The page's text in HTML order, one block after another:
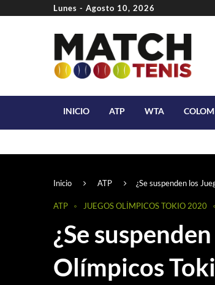
Lunes - Agosto 10, 2026
INICIO ATP WTA
Inicio ATP ¿Se suspenden los
ATP JUEGOS OLÍMPICOS TOKIO 2020
¿Se
Olímpicos